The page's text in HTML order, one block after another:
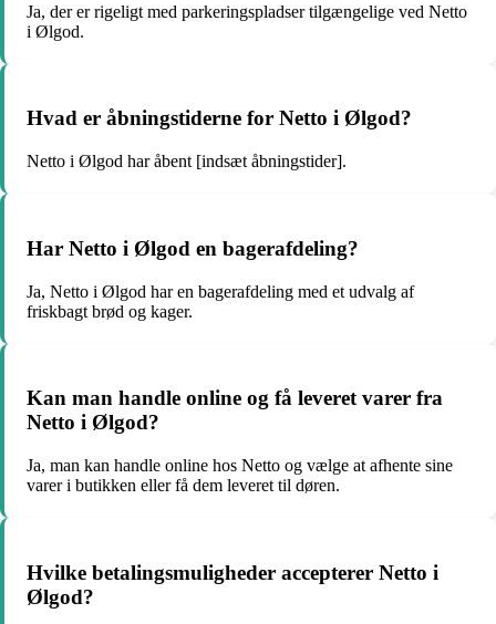
Ja, der er rigeligt med parkeringspladser tilgængelige ved Netto
i Ølgod.
Hvad er åbningstiderne for Netto i Ølgod?
Netto i Ølgod har åbent [indsæt åbningstider].
Har Netto i Ølgod en bagerafdeling?
Ja, Netto i Ølgod har en bagerafdeling med et udvalg af
friskbagt brød og kager.
Kan man handle online og få leveret varer fra
Netto i Ølgod?
Ja, man kan handle online hos Netto og vælge at afhente sine
varer i butikken eller få dem leveret til døren.
Hvilke betalingsmuligheder accepterer Netto i
Ølgod?